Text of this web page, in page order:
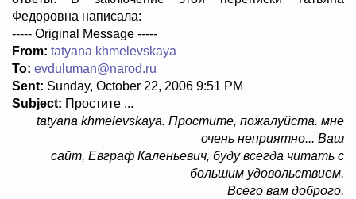
Федоровна написала:
----- Original Message -----
From: tatyana khmelevskaya
To: evduluman@narod.ru
Sent: Sunday, October 22, 2006 9:51 PM
Subject: Простите ...
tatyana khmelevskaya. Простите, пожалуйста. мне
очень неприятно... Ваш
сайт, Евграф Каленьевич, буду всегда читать с
большим удовольствием.
Всего вам доброго.